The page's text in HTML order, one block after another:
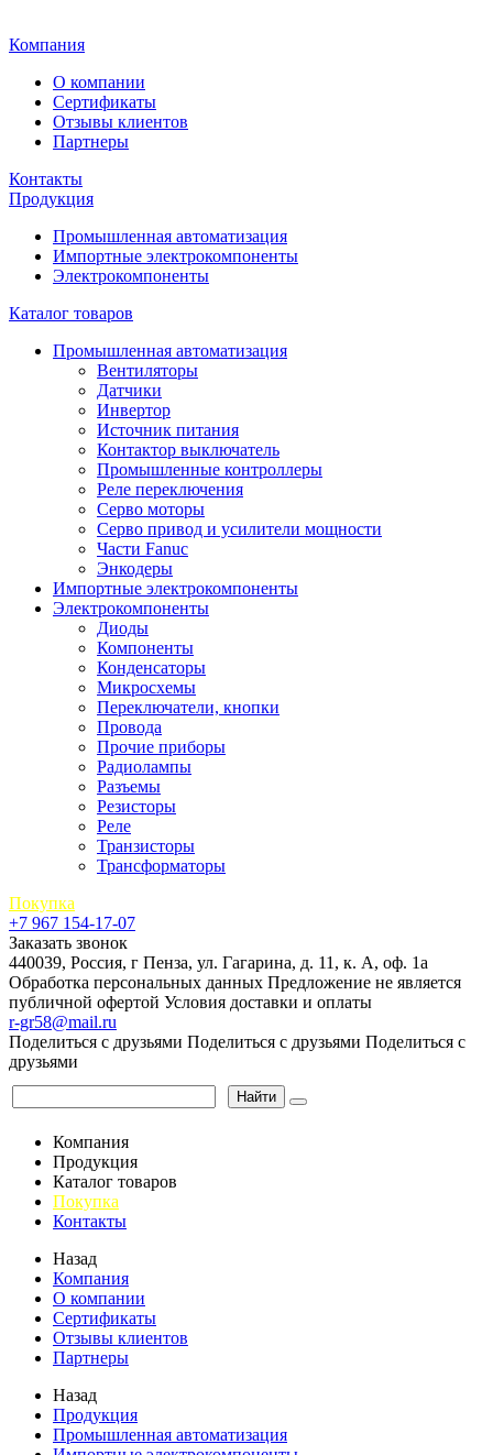
Компания
О компании
Сертификаты
Отзывы клиентов
Партнеры
Контакты
Продукция
Промышленная автоматизация
Импортные электрокомпоненты
Электрокомпоненты
Каталог товаров
Промышленная автоматизация
Вентиляторы
Датчики
Инвертор
Источник питания
Контактор выключатель
Промышленные контроллеры
Реле переключения
Серво моторы
Серво привод и усилители мощности
Части Fanuc
Энкодеры
Импортные электрокомпоненты
Электрокомпоненты
Диоды
Компоненты
Конденсаторы
Микросхемы
Переключатели, кнопки
Провода
Прочие приборы
Радиолампы
Разъемы
Резисторы
Реле
Транзисторы
Трансформаторы
Покупка
+7 967 154-17-07
Заказать звонок
440039, Россия, г Пенза, ул. Гагарина, д. 11, к. А, оф. 1а
Обработка персональных данных Предложение не является
публичной офертой Условия доставки и оплаты
r-gr58@mail.ru
Поделиться с друзьями Поделиться с друзьями Поделиться с
друзьями
Найти
Компания
Продукция
Каталог товаров
Покупка
Контакты
Назад
Компания
О компании
Сертификаты
Отзывы клиентов
Партнеры
Назад
Продукция
Промышленная автоматизация